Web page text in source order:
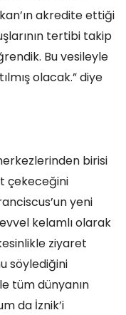
akredite ettiği
tertibi takip
Bu vesileyle
olacak.” diye
birisi
çekeceğini
yeni
kelamlı olarak
ziyaret
söylediğini
tüm dünyanın
da İznik’i